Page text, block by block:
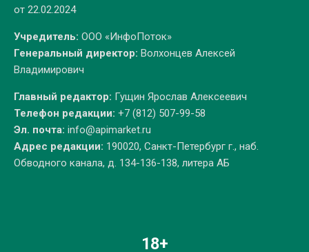
от 22.02.2024
Учредитель: ООО «ИнфоПоток»
Генеральный директор: Волхонцев Алексей
Владимирович
Главный редактор: Гущин Ярослав Алексеевич
Телефон редакции: +7 (812) 507-99-58
Эл. почта: info@apimarket.ru
Адрес редакции: 190020, Санкт-Петербург г., наб.
Обводного канала, д. 134-136-138, литера АБ
18+